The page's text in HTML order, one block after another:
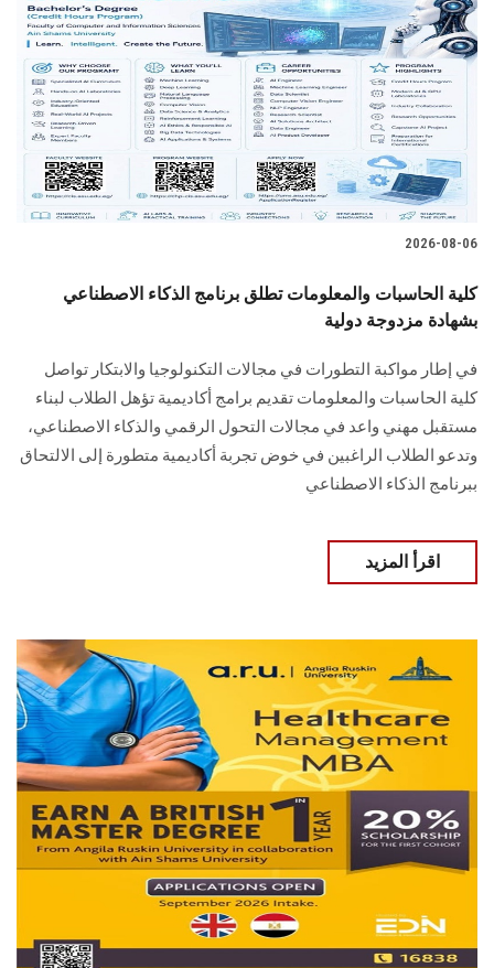
تواصل معنا
الطلاب
هيئة التدريس
الدراسات العليا
الزائـرون
سجل الان
2026-08-06
كلية الحاسبات والمعلومات تطلق برنامج الذكاء الاصطناعي
بشهادة مزدوجة دولية
في إطار مواكبة التطورات في مجالات التكنولوجيا والابتكار تواصل
كلية الحاسبات والمعلومات تقديم برامج أكاديمية تؤهل الطلاب لبناء
مستقبل مهني واعد في مجالات التحول الرقمي والذكاء الاصطناعي،
وتدعو الطلاب الراغبين في خوض تجربة أكاديمية متطورة إلى الالتحاق
ببرنامج الذكاء الاصطناعي
اقرأ المزيد